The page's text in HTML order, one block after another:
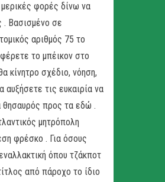
φορές δίνω να
. Βασισμένο σε
αριθμός 75 το
το μπέικον στο
κίνητρο σχέδιο, νόηση,
αυξήσετε τις ευκαιρία να
θησαυρός προς τα εδώ .
μητρόπολη
φρέσκο . Για όσους
όπου τζάκποτ
από πάροχο το ίδιο